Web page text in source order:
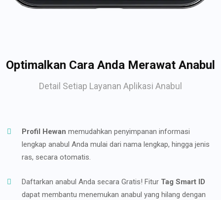
Optimalkan Cara Anda Merawat Anabul
Detail Setiap Layanan Aplikasi Anabul
Profil Hewan memudahkan penyimpanan informasi
lengkap anabul Anda mulai dari nama lengkap, hingga jenis
ras, secara otomatis.
Daftarkan anabul Anda secara Gratis! Fitur Tag Smart ID
dapat membantu menemukan anabul yang hilang dengan